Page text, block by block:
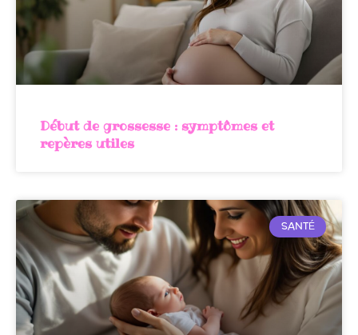
Début de grossesse : symptômes et
repères utiles
SANTÉ